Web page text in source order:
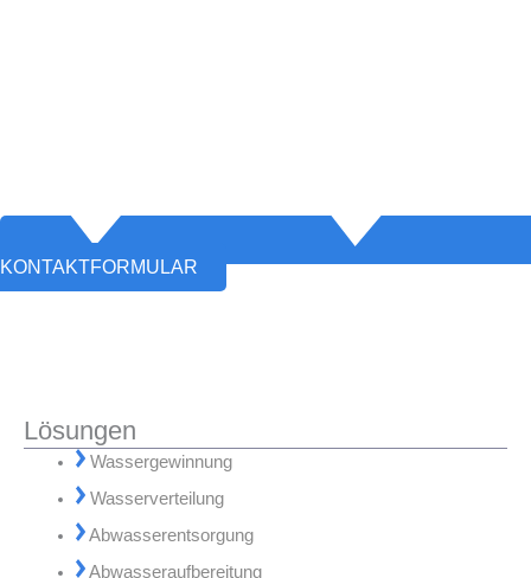
KONTAKTFORMULAR
Lösungen
Wassergewinnung
Wasserverteilung
Abwasserentsorgung
Abwasseraufbereitung